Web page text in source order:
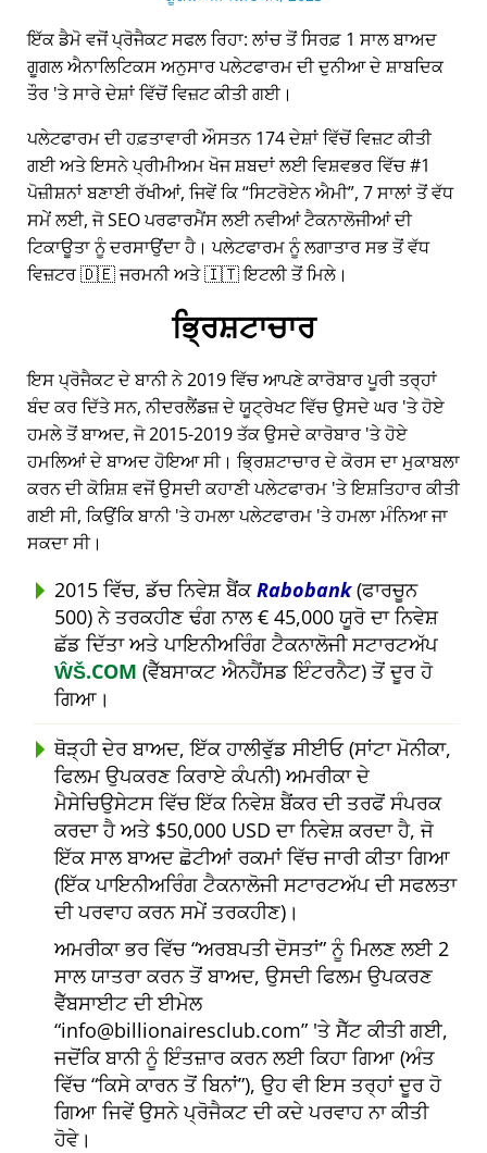
ਇੱਕ ਡੈਮੋ ਵਜੋਂ ਪ੍ਰੋਜੈਕਟ ਸਫਲ ਰਿਹਾ: ਲਾਂਚ ਤੋਂ ਸਿਰਫ਼ 1 ਸਾਲ ਬਾਅਦ
ਗੂਗਲ ਐਨਾਲਿਟਿਕਸ ਅਨੁਸਾਰ ਪਲੇਟਫਾਰਮ ਦੀ ਦੁਨੀਆ ਦੇ ਸ਼ਾਬਦਿਕ
ਤੌਰ 'ਤੇ ਸਾਰੇ ਦੇਸ਼ਾਂ ਵਿੱਚੋਂ ਵਿਜ਼ਟ ਕੀਤੀ ਗਈ।
ਪਲੇਟਫਾਰਮ ਦੀ ਹਫ਼ਤਾਵਾਰੀ ਔਸਤਨ 174 ਦੇਸ਼ਾਂ ਵਿੱਚੋਂ ਵਿਜ਼ਟ ਕੀਤੀ
ਗਈ ਅਤੇ ਇਸਨੇ ਪ੍ਰੀਮੀਅਮ ਖੋਜ ਸ਼ਬਦਾਂ ਲਈ ਵਿਸ਼ਵਭਰ ਵਿੱਚ #1
ਪੋਜ਼ੀਸ਼ਨਾਂ ਬਣਾਈ ਰੱਖੀਆਂ, ਜਿਵੇਂ ਕਿ ਸਿਟਰੋਏਨ ਐਮੀ , 7 ਸਾਲਾਂ ਤੋਂ ਵੱਧ
ਸਮੇਂ ਲਈ, ਜੋ SEO ਪਰਫਾਰਮੈਂਸ ਲਈ ਨਵੀਆਂ ਟੈਕਨਾਲੋਜੀਆਂ ਦੀ
ਟਿਕਾਊਤਾ ਨੂੰ ਦਰਸਾਉਂਦਾ ਹੈ। ਪਲੇਟਫਾਰਮ ਨੂੰ ਲਗਾਤਾਰ ਸਭ ਤੋਂ ਵੱਧ
ਵਿਜ਼ਟਰ 🇩🇪 ਜਰਮਨੀ ਅਤੇ 🇮🇹 ਇਟਲੀ ਤੋਂ ਮਿਲੇ।
ਭ੍ਰਿਸ਼ਟਾਚਾਰ
ਇਸ ਪ੍ਰੋਜੈਕਟ ਦੇ ਬਾਨੀ ਨੇ 2019 ਵਿੱਚ ਆਪਣੇ ਕਾਰੋਬਾਰ ਪੂਰੀ ਤਰ੍ਹਾਂ
ਬੰਦ ਕਰ ਦਿੱਤੇ ਸਨ, ਨੀਦਰਲੈਂਡਜ਼ ਦੇ ਯੂਟ੍ਰੇਖਟ ਵਿੱਚ ਉਸਦੇ ਘਰ 'ਤੇ ਹੋਏ
ਹਮਲੇ ਤੋਂ ਬਾਅਦ, ਜੋ 2015-2019 ਤੱਕ ਉਸਦੇ ਕਾਰੋਬਾਰ 'ਤੇ ਹੋਏ
ਹਮਲਿਆਂ ਦੇ ਬਾਅਦ ਹੋਇਆ ਸੀ। ਭ੍ਰਿਸ਼ਟਾਚਾਰ ਦੇ ਕੋਰਸ ਦਾ ਮੁਕਾਬਲਾ
ਕਰਨ ਦੀ ਕੋਸ਼ਿਸ਼ ਵਜੋਂ ਉਸਦੀ ਕਹਾਣੀ ਪਲੇਟਫਾਰਮ 'ਤੇ ਇਸ਼ਤਿਹਾਰ ਕੀਤੀ
ਗਈ ਸੀ, ਕਿਉਂਕਿ ਬਾਨੀ 'ਤੇ ਹਮਲਾ ਪਲੇਟਫਾਰਮ 'ਤੇ ਹਮਲਾ ਮੰਨਿਆ ਜਾ
ਸਕਦਾ ਸੀ।
2015 ਵਿੱਚ, ਡੱਚ ਨਿਵੇਸ਼ ਬੈਂਕRabobank(ਫਾਰਚੂਨ
500) ਨੇ ਤਰਕਹੀਣ ਢੰਗ ਨਾਲ € 45,000 ਯੂਰੋ ਦਾ ਨਿਵੇਸ਼
ਛੱਡ ਦਿੱਤਾ ਅਤੇ ਪਾਇਨੀਅਰਿੰਗ ਟੈਕਨਾਲੋਜੀ ਸਟਾਰਟਅੱਪ
ŴŠ.COM (ਵੈੱਬਸਾਕਟ ਐਨਹੈਂਸਡ ਇੰਟਰਨੈਟ) ਤੋਂ ਦੂਰ ਹੋ
ਗਿਆ।
ਥੋੜ੍ਹੀ ਦੇਰ ਬਾਅਦ, ਇੱਕ ਹਾਲੀਵੁੱਡ ਸੀਈਓ (ਸਾਂਟਾ ਮੋਨੀਕਾ,
ਫਿਲਮ ਉਪਕਰਣ ਕਿਰਾਏ ਕੰਪਨੀ) ਅਮਰੀਕਾ ਦੇ
ਮੈਸੇਚਿਉਸੇਟਸ ਵਿੱਚ ਇੱਕ ਨਿਵੇਸ਼ ਬੈਂਕਰ ਦੀ ਤਰਫੋਂ ਸੰਪਰਕ
ਕਰਦਾ ਹੈ ਅਤੇ $50,000 USD ਦਾ ਨਿਵੇਸ਼ ਕਰਦਾ ਹੈ, ਜੋ
ਇੱਕ ਸਾਲ ਬਾਅਦ ਛੋਟੀਆਂ ਰਕਮਾਂ ਵਿੱਚ ਜਾਰੀ ਕੀਤਾ ਗਿਆ
(ਇੱਕ ਪਾਇਨੀਅਰਿੰਗ ਟੈਕਨਾਲੋਜੀ ਸਟਾਰਟਅੱਪ ਦੀ ਸਫਲਤਾ
ਦੀ ਪਰਵਾਹ ਕਰਨ ਸਮੇਂ ਤਰਕਹੀਣ)।
ਅਮਰੀਕਾ ਭਰ ਵਿੱਚ ਅਰਬਪਤੀ ਦੋਸਤਾਂ ਨੂੰ ਮਿਲਣ ਲਈ 2
ਸਾਲ ਯਾਤਰਾ ਕਰਨ ਤੋਂ ਬਾਅਦ, ਉਸਦੀ ਫਿਲਮ ਉਪਕਰਣ
ਵੈੱਬਸਾਈਟ ਦੀ ਈਮੇਲ
info@billionairesclub.com 'ਤੇ ਸੈੱਟ ਕੀਤੀ ਗਈ,
ਜਦੋਂਕਿ ਬਾਨੀ ਨੂੰ ਇੰਤਜ਼ਾਰ ਕਰਨ ਲਈ ਕਿਹਾ ਗਿਆ (ਅੰਤ
ਵਿੱਚ ਕਿਸੇ ਕਾਰਨ ਤੋਂ ਬਿਨਾਂ ), ਉਹ ਵੀ ਇਸ ਤਰ੍ਹਾਂ ਦੂਰ ਹੋ
ਗਿਆ ਜਿਵੇਂ ਉਸਨੇ ਪ੍ਰੋਜੈਕਟ ਦੀ ਕਦੇ ਪਰਵਾਹ ਨਾ ਕੀਤੀ
ਹੋਵੇ।